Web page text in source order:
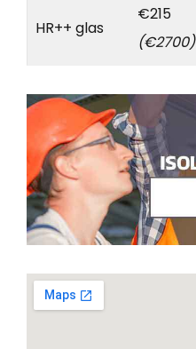
HR++ glas
€215
(€2700)